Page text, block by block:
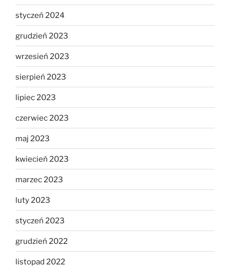
styczeń 2024
grudzień 2023
wrzesień 2023
sierpień 2023
lipiec 2023
czerwiec 2023
maj 2023
kwiecień 2023
marzec 2023
luty 2023
styczeń 2023
grudzień 2022
listopad 2022